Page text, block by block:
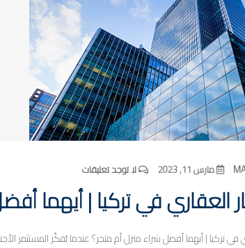
مارس 11, 2023 لا توجد تعليقات
العقاري في تركيا | أيهما
في تركيا | أيهما أفضل شراء منزل أم متجر؟ عندما يُفكّر المستثمر